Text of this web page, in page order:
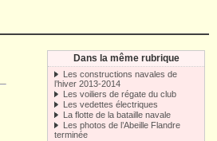
Dans la même rubrique
Les constructions navales de
l’hiver 2013-2014
Les voiliers de régate du club
Les vedettes électriques
La flotte de la bataille navale
Les photos de l’Abeille Flandre
terminée